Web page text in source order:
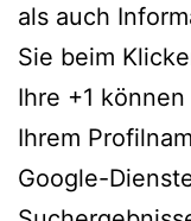
als auch
Sie beim
Ihre +1
Ihrem
Google-